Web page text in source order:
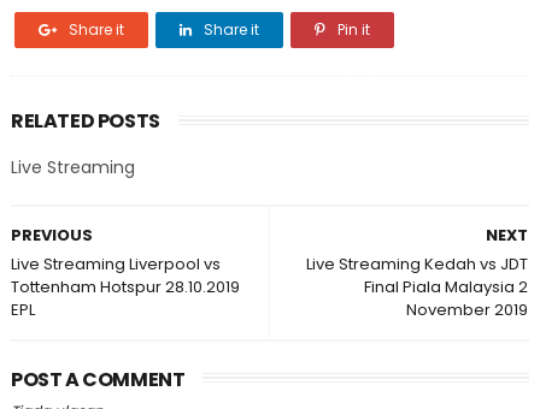
Share it Share it Pin it
RELATED POSTS
Live Streaming
NEXT
Live Streaming Kedah vs JDT
Final Piala Malaysia 2
November 2019
PREVIOUS
Live Streaming Liverpool vs
Tottenham Hotspur 28.10.2019
EPL
POST A COMMENT